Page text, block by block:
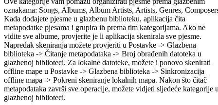
oznakama: Songs, Albums, Album Artists, Artists, Genres,
Kada dodajete pjesme u glazbenu biblioteku, aplikacija čita
metapodatke pjesama i grupira ih prema tim kategorijama. Ako ne
vidite sve albume, provjerite je li aplikacija skenirala sve pjesme.
Napredak skeniranja možete provjeriti u Postavke -> Glazbena
biblioteka -> Čitanje metapodataka -> Broj obrađenih datoteka u
glazbenoj biblioteci. Za lokalne datoteke, možete i ponovo skenirati
offline mape u Postavke -> Glazbena biblioteka -> Sinkronizacija
offline mapa -> Pokreni skeniranje lokalnih mapa. Nakon što čitač
metapodataka završi sve operacije, možete vidjeti sljedeće kategorije
glazbenoj biblioteci.